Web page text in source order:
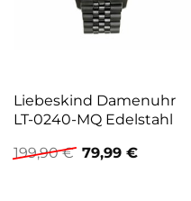
Liebeskind Damenuhr
LT-0240-MQ Edelstahl
199,90€ Ursprünglicher
Preis
79,99 €